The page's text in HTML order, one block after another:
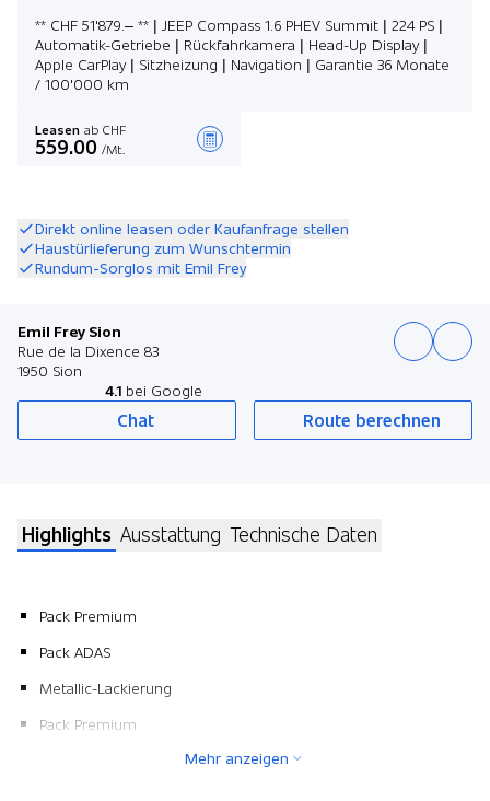
** CHF 51'879.– ** | JEEP Compass 1.6 PHEV Summit | 224 PS |
Automatik-Getriebe | Rückfahrkamera | Head-Up Display |
Apple CarPlay | Sitzheizung | Navigation | Garantie 36 Monate
/ 100'000 km
Leasen ab CHF
559.00 /Mt.
Direkt online leasen oder Kaufanfrage stellen
Haustürlieferung zum Wunschtermin
Rundum-Sorglos mit Emil Frey
Emil Frey Sion
Rue de la Dixence 83
1950 Sion
4.1 bei Google
Chat Route berechnen
Highlights Ausstattung Technische Daten
Pack Premium
Pack ADAS
Metallic-Lackierung
Pack Premium
Mehr anzeigen